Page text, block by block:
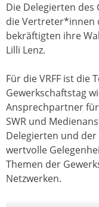
Die Delegierten
die Vertreter*innen
bekräftigten ihre
Lilli Lenz.
Für die VRFF ist die
Gewerkschaftstag
Ansprechpartner für
SWR und
Delegierten und
wertvolle
Themen der
Netzwerken.